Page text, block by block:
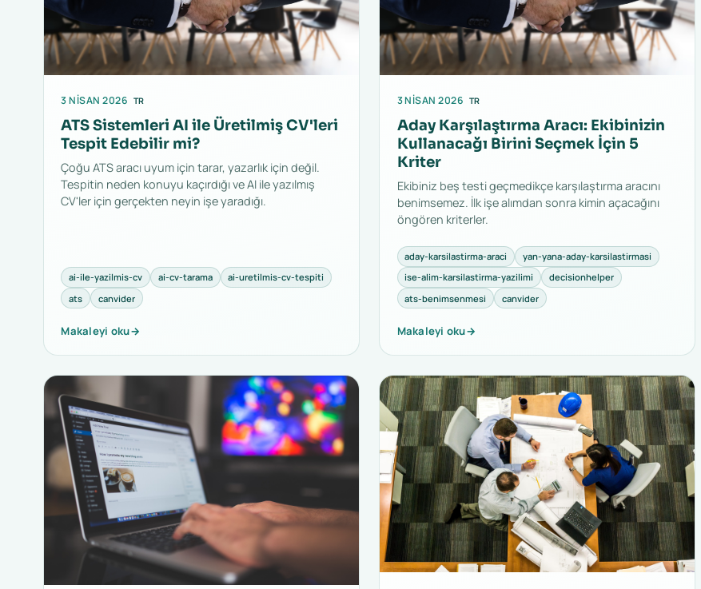
3 NISAN 2026 TR
ATS Sistemleri AI ile Üretilmiş CV'leri
Tespit Edebilir mi?
Çoğu ATS aracı uyum için tarar, yazarlık için değil.
Tespitin neden konuyu kaçırdığı ve AI ile yazılmış
CV'ler için gerçekten neyin işe yaradığı.
ai-ile-yazilmis-cv ai-cv-tarama
ai-uretilmis-cv-tespiti
ats
canvider
Makaleyi oku→
3 NISAN 2026 TR
Aday Karşılaştırma Aracı: Ekibinizin
Kullanacağı Birini Seçmek İçin 5
Kriter
Ekibiniz beş testi geçmedikçe karşılaştırma aracını
benimsemez. İlk işe alımdan sonra kimin açacağını
öngören kriterler.
aday-karsilastirma-araci
yan-yana-aday-karsilastirmasi
ise-alim-karsilastirma-yazilimi
decisionhelper
ats-benimsenmesi
canvider
Makaleyi oku→